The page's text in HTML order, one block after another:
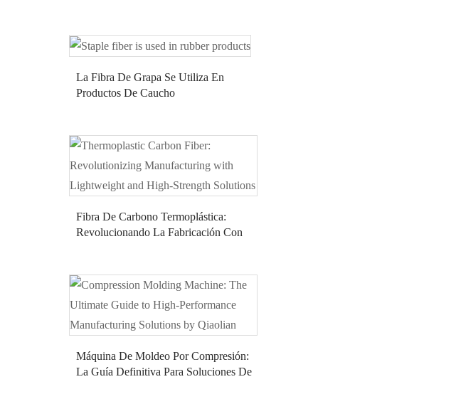
De
Carbono
La Fibra De Grapa Se Utiliza En
Productos De Caucho
Fibra De Carbono Termoplástica:
Revolucionando La Fabricación Con
Máquina De Moldeo Por Compresión:
La Guía Definitiva Para Soluciones De